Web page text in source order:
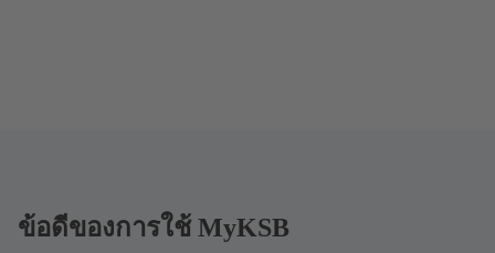
ข้อดีของการใช้ MyKSB